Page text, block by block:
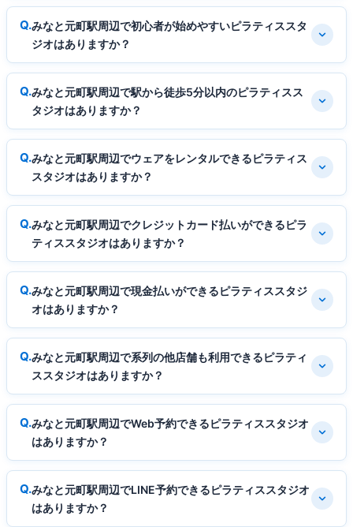
みなと元町駅周辺で初心者が始めやすいピラティススタ
ジオはありますか？
みなと元町駅周辺で駅から徒歩5分以内のピラティスス
タジオはありますか？
みなと元町駅周辺でウェアをレンタルできるピラティス
スタジオはありますか？
みなと元町駅周辺でクレジットカード払いができるピラ
ティススタジオはありますか？
みなと元町駅周辺で現金払いができるピラティススタジ
オはありますか？
みなと元町駅周辺で系列の他店舗も利用できるピラティ
ススタジオはありますか？
みなと元町駅周辺でWeb予約できるピラティススタジオ
はありますか？
みなと元町駅周辺でLINE予約できるピラティススタジオ
はありますか？